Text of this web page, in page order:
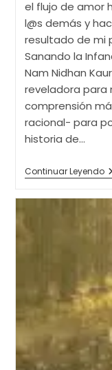
el flujo de amor
l@s demás y
resultado de mi
Sanando la
Nam Nidhan
reveladora para
comprensión
racional- para
historia de…
Continuar Leyendo
DE